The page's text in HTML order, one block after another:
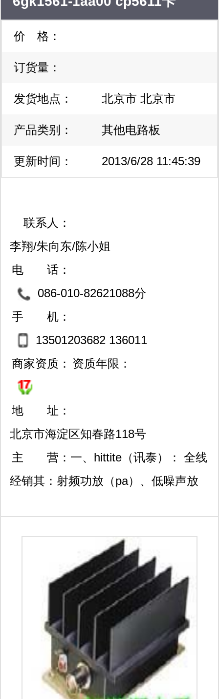
价 格：
订货量：
发货地点： 北京市 北京市
产品类别： 其他电路板
更新时间： 2013/6/28 11:45:39
联系人：
李翔/朱向东/陈小姐
电 话：
086-010-82621088分
机8002分机8010
手 机：
13501203682 136011
80892 13671077989
商家资质： 资质年限：
地 址：
北京市海淀区知春路118号
知春电子大厦a座807室
主 营： 一、hittite（讯泰）： 全线
经销其：射频功放（pa）、低噪声放
开关（switch）和数控及压控衰减器
（ditigal &voltage variable
attenuator）。 其产品可广泛应用于雷
达、点对点及点对多点微波通信、
wifi/wimax等各种无线通讯领域。 二、
macom（美康）： 全线经销其：射频
功放（pa）、射频功率管、低噪声放